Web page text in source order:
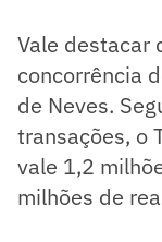
Vale destacar
concorrência
de Neves.
transações, o
vale 1,2
milhões de